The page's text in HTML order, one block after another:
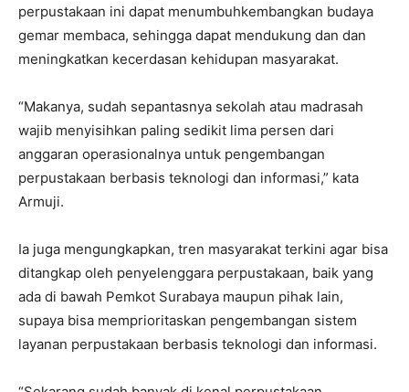
perpustakaan ini dapat menumbuhkembangkan budaya
gemar membaca, sehingga dapat mendukung dan dan
meningkatkan kecerdasan kehidupan masyarakat.
“Makanya, sudah sepantasnya sekolah atau madrasah
wajib menyisihkan paling sedikit lima persen dari
anggaran operasionalnya untuk pengembangan
perpustakaan berbasis teknologi dan informasi,” kata
Armuji.
Ia juga mengungkapkan, tren masyarakat terkini agar bisa
ditangkap oleh penyelenggara perpustakaan, baik yang
ada di bawah Pemkot Surabaya maupun pihak lain,
supaya bisa memprioritaskan pengembangan sistem
layanan perpustakaan berbasis teknologi dan informasi.